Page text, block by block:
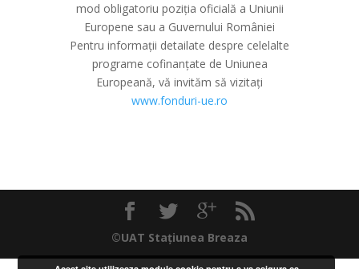
mod obligatoriu poziția oficială a Uniunii
Europene sau a Guvernului României
Pentru informații detailate despre celelalte
programe cofinanțate de Uniunea
Europeană, vă invităm să vizitați
www.fonduri-ue.ro
©UAT Stațiunea Breaza